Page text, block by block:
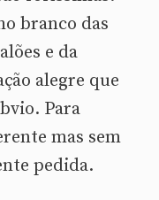
branco das
e da
alegre que
Para
mas sem
pedida.